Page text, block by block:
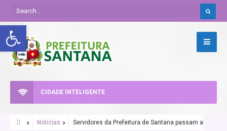
Abrir a barra de ferramentas
CIDADE INTELIGENTE
Noticias Servidores da Prefeitura de Santana passam a